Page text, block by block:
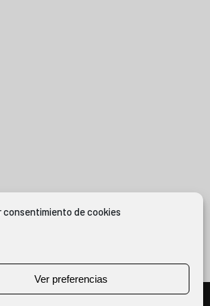
consentimiento de cookies
Ver preferencias